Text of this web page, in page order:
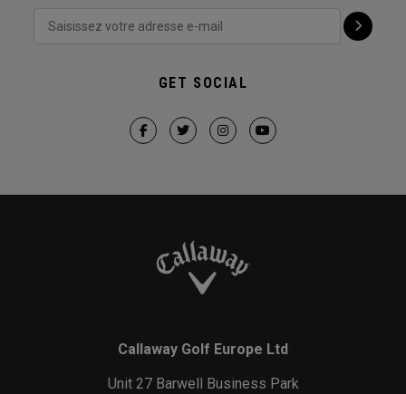
GET SOCIAL
Callaway Golf Europe Ltd
Unit 27 Barwell Business Park